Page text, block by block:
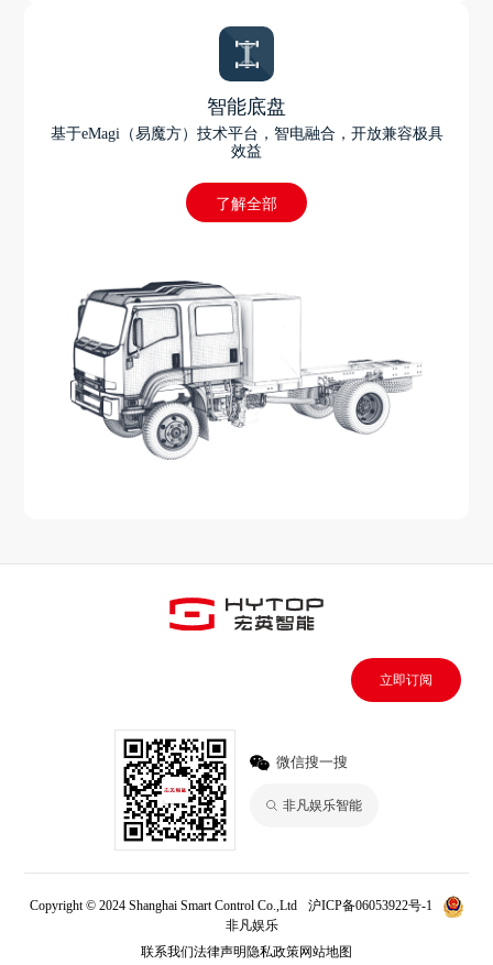
智能底盘
基于eMagi（易魔方）技术平台，智电融合，开放兼容极具
效益
了解全部
立即订阅
微信搜一搜
非凡娱乐智能
Copyright © 2024 Shanghai Smart Control Co.,Ltd
沪ICP备06053922号-1
非凡娱乐
联系我们法律声明 隐私政策网站地图